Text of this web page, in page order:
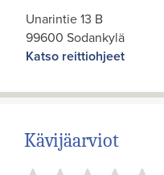
Unarintie 13 B
99600 Sodankylä
Katso reittiohjeet
Kävijäarviot